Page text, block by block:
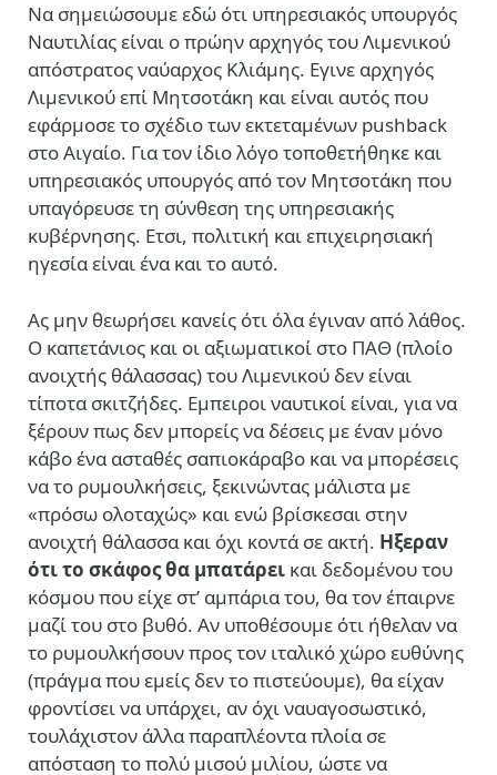
Να σημειώσουμε εδώ ότι υπηρεσιακός υπουργός
Ναυτιλίας είναι ο πρώην αρχηγός του Λιμενικού
απόστρατος ναύαρχος Κλιάμης. Εγινε αρχηγός
Λιμενικού επί Μητσοτάκη και είναι αυτός που
εφάρμοσε το σχέδιο των εκτεταμένων pushback
στο Αιγαίο. Για τον ίδιο λόγο τοποθετήθηκε και
υπηρεσιακός υπουργός από τον Μητσοτάκη που
υπαγόρευσε τη σύνθεση της υπηρεσιακής
κυβέρνησης. Ετσι, πολιτική και επιχειρησιακή
ηγεσία είναι ένα και το αυτό.
Ας μην θεωρήσει κανείς ότι όλα έγιναν από λάθος.
Ο καπετάνιος και οι αξιωματικοί στο ΠΑΘ (πλοίο
ανοιχτής θάλασσας) του Λιμενικού δεν είναι
τίποτα σκιτζήδες. Εμπειροι ναυτικοί είναι, για να
ξέρουν πως δεν μπορείς να δέσεις με έναν μόνο
κάβο ένα ασταθές σαπιοκάραβο και να μπορέσεις
να το ρυμουλκήσεις, ξεκινώντας μάλιστα με
«πρόσω ολοταχώς» και ενώ βρίσκεσαι στην
ανοιχτή θάλασσα και όχι κοντά σε ακτή. Ηξεραν
ότι το σκάφος θα μπατάρει και δεδομένου του
κόσμου που είχε στ’ αμπάρια του, θα τον έπαιρνε
μαζί του στο βυθό. Αν υποθέσουμε ότι ήθελαν να
το ρυμουλκήσουν προς τον ιταλικό χώρο ευθύνης
(πράγμα που εμείς δεν το πιστεύουμε), θα είχαν
φροντίσει να υπάρχει, αν όχι ναυαγοσωστικό,
τουλάχιστον άλλα παραπλέοντα πλοία σε
απόσταση το πολύ μισού μιλίου, ώστε να